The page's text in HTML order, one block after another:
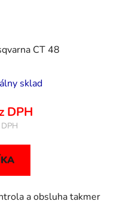
CT 48
sklad
DPH
a obsluha takmer